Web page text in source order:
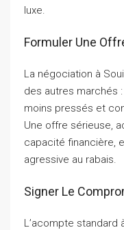
luxe.
Formuler Une
La négociation à
des autres marchés
moins pressés et
Une offre sérieuse,
capacité financière,
agressive au rabais.
Signer Le
L’acompte standard